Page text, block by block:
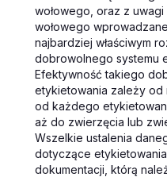
wołowego, oraz z
wołowego
najbardziej właściwym
dobrowolnego systemu
Efektywność takiego
etykietowania zależy
od każdego
aż do zwierzęcia lub
Wszelkie ustalenia
dotyczące
dokumentacji, którą